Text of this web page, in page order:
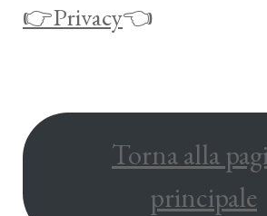
👉Privacy👈
Torna alla
principale